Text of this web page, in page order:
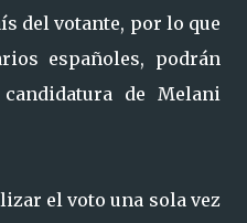
del votante, por lo que
españoles, podrán
de Melani
el voto una sola vez